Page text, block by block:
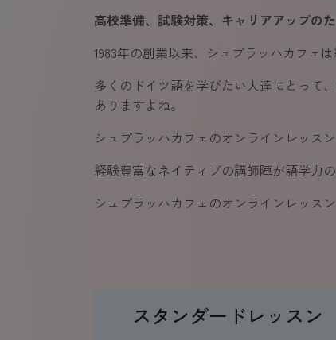
高校準備、試験対策、キャリアアップの
1983年の創業以来、シュプラッハカフェ
多くのドイツ語を学びたい人達にとって
ありますよね。
シュプラッハカフェのオンラインレッス
経験豊富なネイティブの講師陣が語学力
シュプラッハカフェのオンラインレッス
スタンダードレッスン